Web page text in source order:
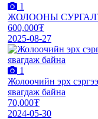
1
ЖОЛООНЫ
600,000₮
2025-08-27
1
Жолоочийн эрх
явагдаж байна
70,000₮
2024-05-30